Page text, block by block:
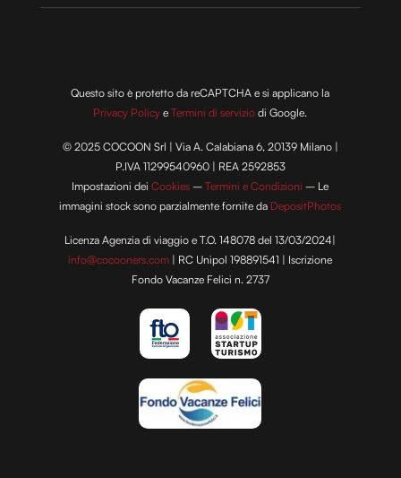
Questo sito è protetto da reCAPTCHA e si applicano la
Privacy Policy eTermini di servizio di Google.
© 2025 COCOON Srl | Via A. Calabiana 6, 20139 Milano |
P.IVA 11299540960 | REA 2592853
Impostazioni deiCookies –Termini e Condizioni – Le
immagini stock sono parzialmente fornite da DepositPhotos
Licenza Agenzia di viaggio e T.O. 148078 del 13/03/2024|
info@cocooners.com | RC Unipol 198891541 | Iscrizione
Fondo Vacanze Felici n. 2737